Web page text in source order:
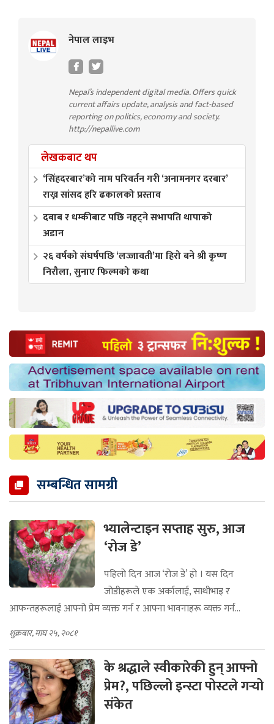
नेपाल लाइभ
Nepal’s independent digital media. Offers quick
current affairs update, analysis and fact-based
reporting on politics, economy and society.
http://nepallive.com
लेखकबाट थप
‘सिंहदरबार’को नाम परिवर्तन गरी ‘अनामनगर दरबार’
राख्न सांसद हरि ढकालको प्रस्ताव
दबाब र धम्कीबाट पछि नहट्ने सभापति थापाको
अडान
२६ वर्षको संघर्षपछि ‘लज्जावती’मा हिरो बने श्री कृष्ण
निरौला, सुनाए फिल्मको कथा
सम्बन्धित सामग्री
भ्यालेन्टाइन सप्ताह सुरु, आज
‘रोज डे’
पहिलो दिन आज ‘रोज डे’ हो । यस दिन
जोडीहरूले एक अर्कालाई, साथीभाइ र
आफन्तहरूलाई आफ्नो प्रेम व्यक्त गर्न र आफ्ना भावनाहरू व्यक्त गर्न...
शुक्रबार, माघ २५, २०८१
के श्रद्धाले स्वीकारेकी हुन् आफ्नो
प्रेम?, पछिल्लो इन्स्टा पोस्टले गर्‍यो
संकेत